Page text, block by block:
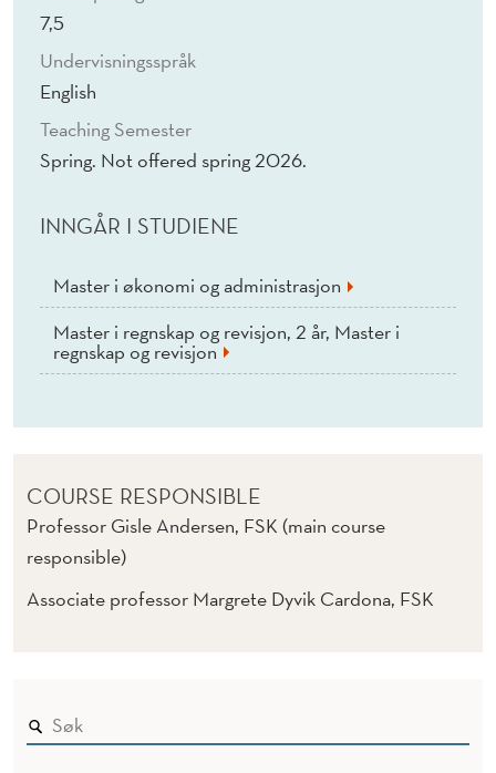
7,5
Undervisningsspråk
English
Teaching Semester
Spring. Not offered spring 2026.
INNGÅR I STUDIENE
Master i økonomi og administrasjon
Master i regnskap og revisjon, 2 år, Master i
regnskap og revisjon
COURSE RESPONSIBLE
Professor Gisle Andersen, FSK (main course
responsible)
Associate professor Margrete Dyvik Cardona, FSK